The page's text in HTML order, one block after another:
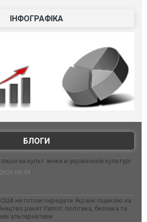
ІНФОГРАФІКА
БЛОГИ
на культ жінки в українській культурі
08:49
не готові передати Україні ліцензію на
ракет Patriot: політика, безпека та
альтернативи